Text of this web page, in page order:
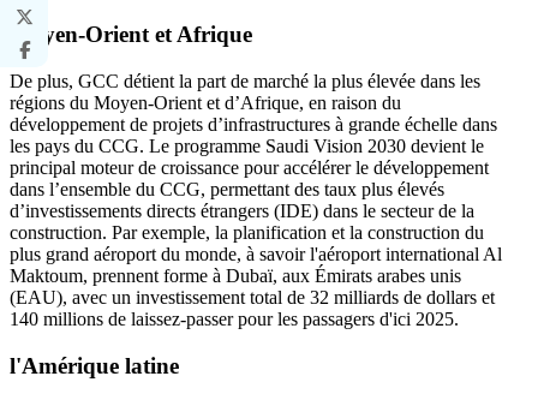
Moyen-Orient et Afrique
De plus, GCC détient la part de marché la plus élevée dans les
régions du Moyen-Orient et d’Afrique, en raison du
développement de projets d’infrastructures à grande échelle dans
les pays du CCG. Le programme Saudi Vision 2030 devient le
principal moteur de croissance pour accélérer le développement
dans l’ensemble du CCG, permettant des taux plus élevés
d’investissements directs étrangers (IDE) dans le secteur de la
construction. Par exemple, la planification et la construction du
plus grand aéroport du monde, à savoir l'aéroport international Al
Maktoum, prennent forme à Dubaï, aux Émirats arabes unis
(EAU), avec un investissement total de 32 milliards de dollars et
140 millions de laissez-passer pour les passagers d'ici 2025.
l'Amérique latine